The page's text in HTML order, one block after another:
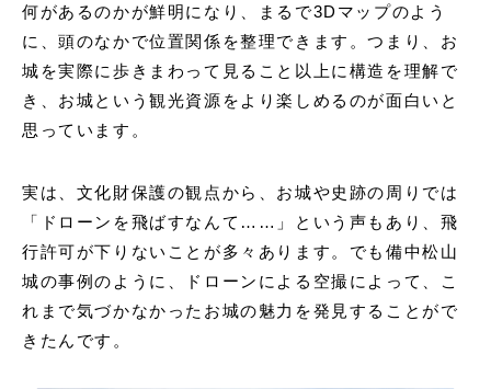
何があるのかが鮮明になり、まるで3Dマップのよう
に、頭のなかで位置関係を整理できます。つまり、お
城を実際に歩きまわって見ること以上に構造を理解で
き、お城という観光資源をより楽しめるのが面白いと
思っています。
実は、文化財保護の観点から、お城や史跡の周りでは
「ドローンを飛ばすなんて……」という声もあり、飛
行許可が下りないことが多々あります。でも備中松山
城の事例のように、ドローンによる空撮によって、こ
れまで気づかなかったお城の魅力を発見することがで
きたんです。